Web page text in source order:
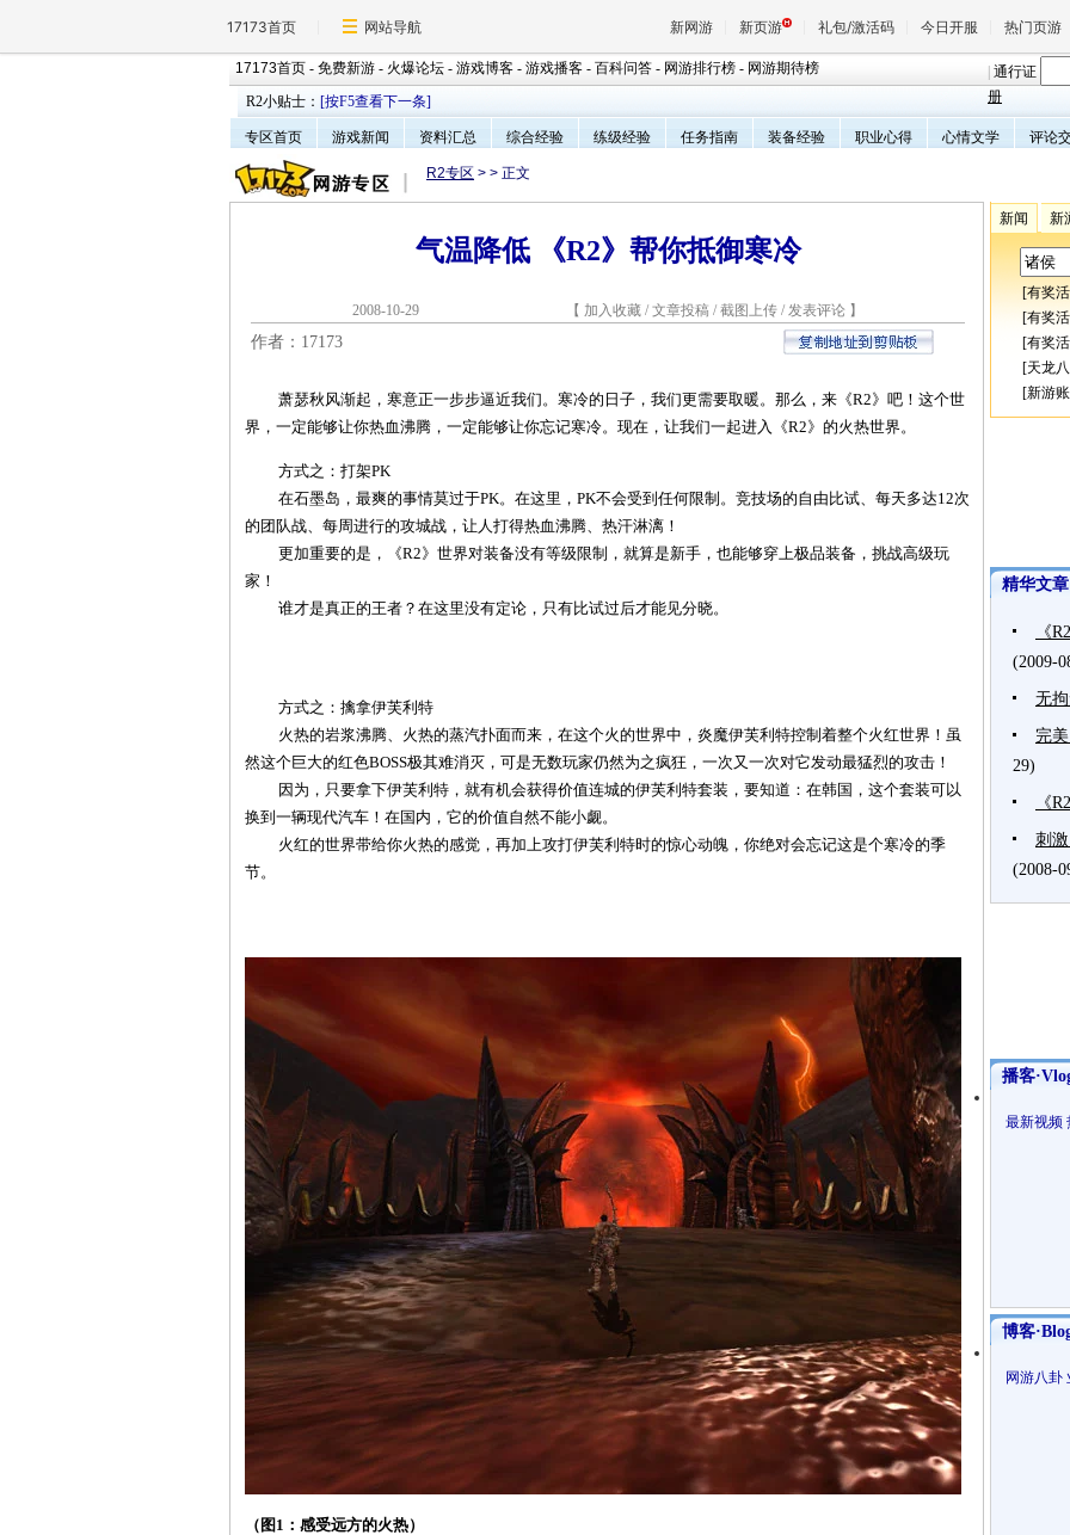
17173首页 网站导航 新网游 新页游 礼包/激活码 今日开服 热门页游
魔兽
天堂
王权与
17173首页 - 免费新游 - 火爆论坛 - 游戏博客 - 游戏播客 - 百科问答 - 网游排行榜 - 网游期待榜
通行证
册
R2小贴士： [按F5查看下一条]
专区首页 游戏新闻 资料汇总 综合经验 练级经验 任务指南 装备经验 职业心得 心情文学 评论
R2专区 > > 正文
气温降低 《R2》帮你抵御寒冷
2008-10-29 【 加入收藏 / 文章投稿 / 截图上传 / 发表评论 】
作者：17173
萧瑟秋风渐起，寒意正一步步逼近我们。寒冷的日子，我们更需要取暖。那么，来《R2》吧！这个世
界，一定能够让你热血沸腾，一定能够让你忘记寒冷。现在，让我们一起进入《R2》的火热世界。
方式之：打架PK
在石墨岛，最爽的事情莫过于PK。在这里，PK不会受到任何限制。竞技场的自由比试、每天多达12次
的团队战、每周进行的攻城战，让人打得热血沸腾、热汗淋漓！
更加重要的是，《R2》世界对装备没有等级限制，就算是新手，也能够穿上极品装备，挑战高级玩
家！
谁才是真正的王者？在这里没有定论，只有比试过后才能见分晓。
方式之：擒拿伊芙利特
火热的岩浆沸腾、火热的蒸汽扑面而来，在这个火的世界中，炎魔伊芙利特控制着整个火红世界！虽
然这个巨大的红色BOSS极其难消灭，可是无数玩家仍然为之疯狂，一次又一次对它发动最猛烈的攻击！
因为，只要拿下伊芙利特，就有机会获得价值连城的伊芙利特套装，要知道：在韩国，这个套装可以
换到一辆现代汽车！在国内，它的价值自然不能小觑。
火红的世界带给你火热的感觉，再加上攻打伊芙利特时的惊心动魄，你绝对会忘记这是个寒冷的季
节。
（图1：感受远方的火热）
新闻 新
[有奖
[有奖
[有奖
[天龙
[新游
精华文章
《
(2009-
无
完
29)
《
刺
(2008-
播客
最新视频
博客
网游八卦